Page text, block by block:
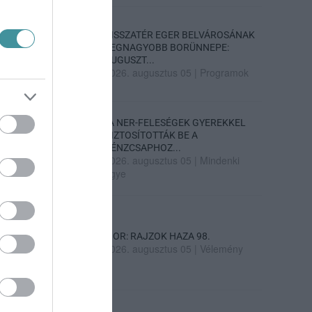
VISSZATÉR EGER BELVÁROSÁNAK
LEGNAGYOBB BORÜNNEPE:
AUGUSZT...
2026. augusztus 05 Programok
„A NER-FELESÉGEK GYEREKKEL
BIZTOSÍTOTTÁK BE A
PÉNZCSAPHOZ...
2026. augusztus 05
Mindenki
ügye
SIOR: RAJZOK HAZA 98.
2026. augusztus 05 Vélemény